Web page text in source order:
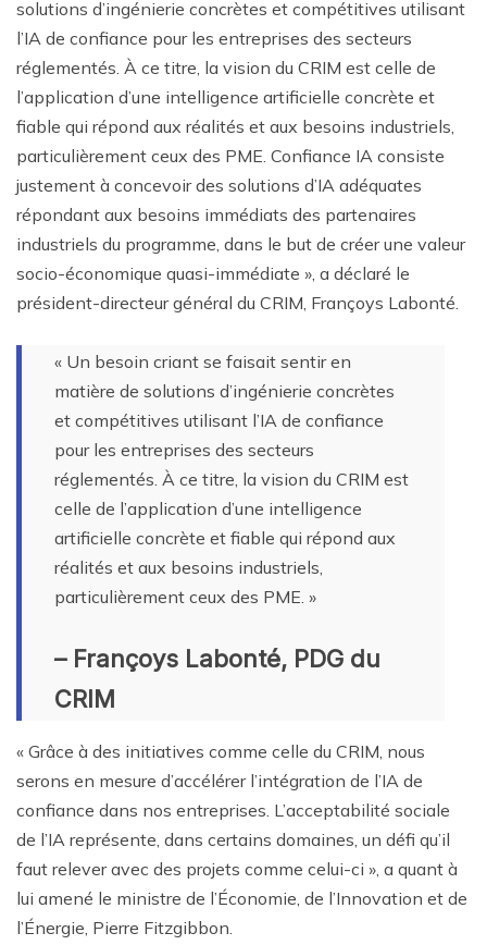
solutions d’ingénierie concrètes et compétitives utilisant
l’IA de confiance pour les entreprises des secteurs
réglementés. À ce titre, la vision du CRIM est celle de
l’application d’une intelligence artificielle concrète et
fiable qui répond aux réalités et aux besoins industriels,
particulièrement ceux des PME. Confiance IA consiste
justement à concevoir des solutions d’IA adéquates
répondant aux besoins immédiats des partenaires
industriels du programme, dans le but de créer une valeur
socio-économique quasi-immédiate », a déclaré le
président-directeur général du CRIM, Françoys Labonté.
« Un besoin criant se faisait sentir en
matière de solutions d’ingénierie concrètes
et compétitives utilisant l’IA de confiance
pour les entreprises des secteurs
réglementés. À ce titre, la vision du CRIM est
celle de l’application d’une intelligence
artificielle concrète et fiable qui répond aux
réalités et aux besoins industriels,
particulièrement ceux des PME. »
– Françoys Labonté, PDG du
CRIM
« Grâce à des initiatives comme celle du CRIM, nous
serons en mesure d’accélérer l’intégration de l’IA de
confiance dans nos entreprises. L’acceptabilité sociale
de l’IA représente, dans certains domaines, un défi qu’il
faut relever avec des projets comme celui-ci », a quant à
lui amené le ministre de l’Économie, de l’Innovation et de
l’Énergie, Pierre Fitzgibbon.